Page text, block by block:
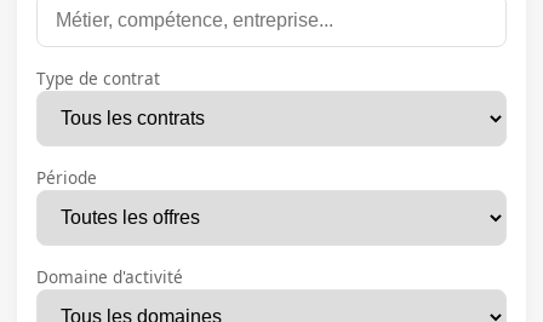
Type de contrat
Période
Domaine d'activité